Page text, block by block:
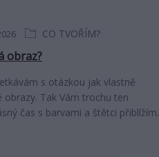
CO TVOŘÍM?
obraz?
s otázkou jak vlastně
obrazy. Tak Vám trochu ten
čas s barvami a štětci přiblížím.